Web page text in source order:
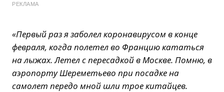
РЕКЛАМА
«Первый раз я заболел коронавирусом в конце
февраля, когда полетел во Францию кататься
на лыжах. Летел с пересадкой в Москве. Помню, в
аэропорту Шереметьево при посадке на
самолет передо мной шли трое китайцев.